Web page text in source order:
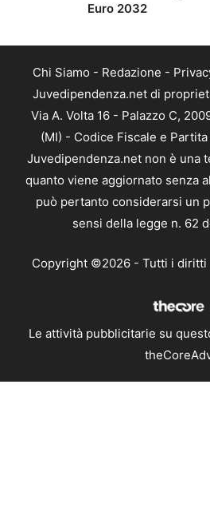
Euro 2032
Chi Siamo - Redazione -
Juvedipendenza.net di
Via A. Volta 16 - Palazzo C,
(MI) - Codice Fiscale e Partita
Juvedipendenza.net non è una
quanto viene aggiornato senza
può pertanto considerarsi un
sensi della legge n. 62
Copyright ©2026 - Tutti i diritti
Le attività pubblicitarie su